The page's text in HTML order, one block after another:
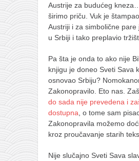
Austrije za budućeg
širimo priču. Vuk je
Austriji i za simbolične pare
u Srbiji i tako preplavio
Pa šta je onda to ako nije
knjigu je doneo Sveti Sava
osnovao Srbiju?
Zakonopravilo. Eto nas.
do sada nije prevedena i
dostupna , o tome sam
Zakonopravila možemo
kroz proučavanje starih
Nije slučajno Sveti Sava